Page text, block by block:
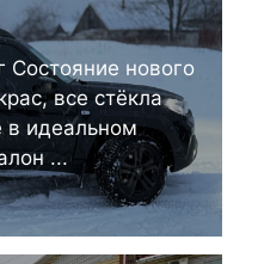
Состояние нового
все стёкла
в идеальном
...